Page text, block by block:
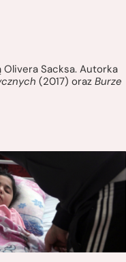
Sacksa. Autorka
(2017) oraz Burze